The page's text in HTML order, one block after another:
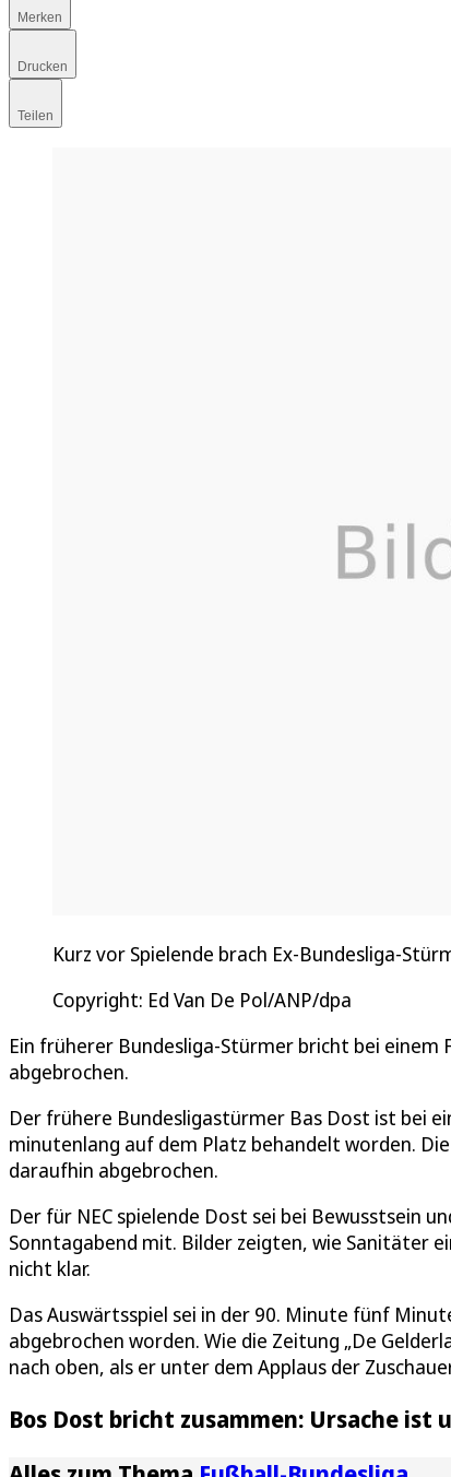
Merken
Drucken
Teilen
Kurz vor Spielende brach Ex-Bundesliga-
Copyright: Ed Van De Pol/ANP/dpa
Ein früherer Bundesliga-Stürmer bricht bei einem
abgebrochen.
Der frühere Bundesligastürmer Bas Dost ist bei
minutenlang auf dem Platz behandelt worden.
daraufhin abgebrochen.
Der für NEC spielende Dost sei bei Bewusstsein
Sonntagabend mit. Bilder zeigten, wie Sanitäter
nicht klar.
Das Auswärtsspiel sei in der 90. Minute fünf
abgebrochen worden. Wie die Zeitung „De
nach oben, als er unter dem Applaus der
Bos Dost bricht zusammen: Ursache ist